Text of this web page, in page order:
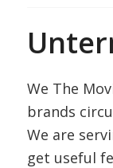
We The
brands
We are
get useful